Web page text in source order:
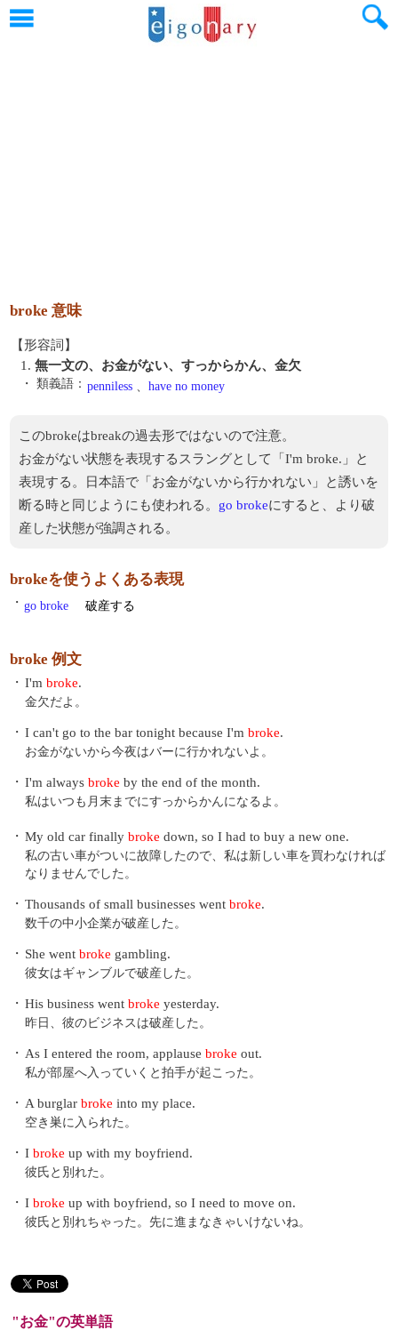
broke 意味
【形容詞】
1. 無一文の、お金がない、すっからかん、金欠
・ 類義語： penniless 、 have no money
このbrokeはbreakの過去形ではないので注意。
お金がない状態を表現するスラングとして「I'm broke.」と
表現する。日本語で「お金がないから行かれない」と誘いを
断る時と同じようにも使われる。 go brokeにすると、より破
産した状態が強調される。
brokeを使うよくある表現
・ go broke 破産する
broke 例文
・ I'm broke.
金欠だよ。
・ I can't go to the bar tonight because I'm broke.
お金がないから今夜はバーに行かれないよ。
・ I'm always broke by the end of the month.
私はいつも月末までにすっからかんになるよ。
・ My old car finally broke down, so I had to buy a new one.
私の古い車がついに故障したので、私は新しい車を買わなければ
なりませんでした。
・ Thousands of small businesses went broke.
数千の中小企業が破産した。
・ She went broke gambling.
彼女はギャンブルで破産した。
・ His business went broke yesterday.
昨日、彼のビジネスは破産した。
・ As I entered the room, applause broke out.
私が部屋へ入っていくと拍手が起こった。
・ A burglar broke into my place.
空き巣に入られた。
・ I broke up with my boyfriend.
彼氏と別れた。
・ I broke up with boyfriend, so I need to move on.
彼氏と別れちゃった。先に進まなきゃいけないね。
"お金"の英単語